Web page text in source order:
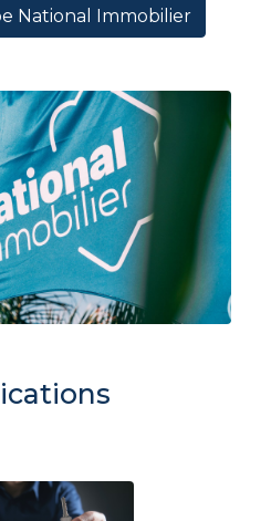
National Immobilier